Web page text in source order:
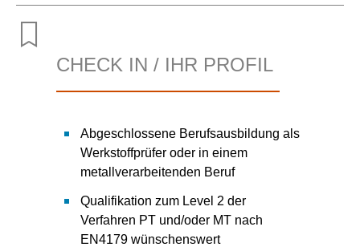
CHECK IN / IHR PROFIL
Abgeschlossene Berufsausbildung als
Werkstoffprüfer oder in einem
metallverarbeitenden Beruf
Qualifikation zum Level 2 der
Verfahren PT und/oder MT nach
EN4179 wünschenswert